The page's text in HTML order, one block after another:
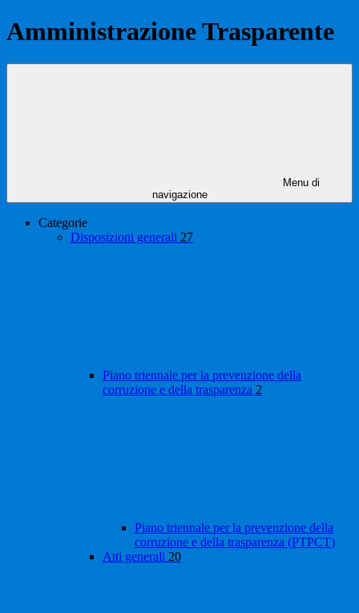
Amministrazione Trasparente
Menu di
navigazione
Categorie
Disposizioni generali 27
Piano triennale per la prevenzione della
corruzione e della trasparenza 2
Piano triennale per la prevenzione della
corruzione e della trasparenza (PTPCT)
Atti generali 20